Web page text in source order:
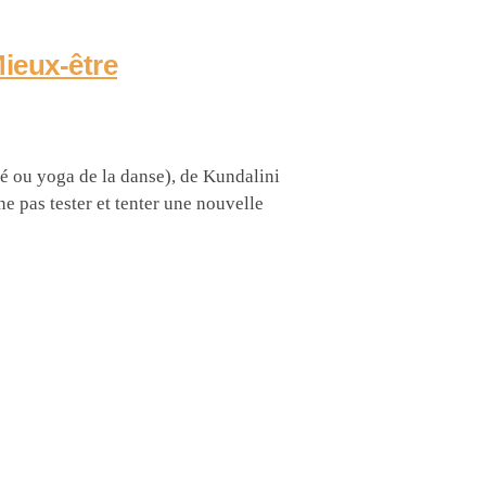
être
ou yoga de la danse), de Kundalini
pas tester et tenter une nouvelle